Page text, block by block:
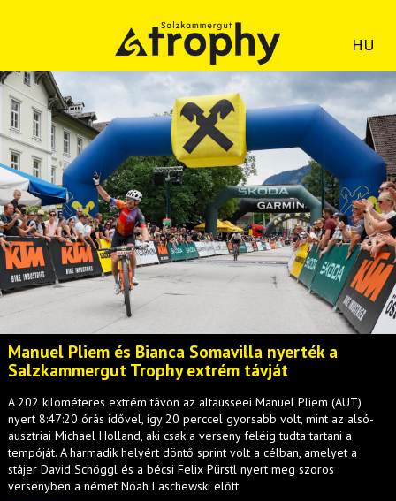
HU
Manuel Pliem és Bianca Somavilla nyerték a
Salzkammergut Trophy extrém távját
A 202 kilométeres extrém távon az altausseei Manuel Pliem (AUT)
nyert 8:47:20 órás idővel, így 20 perccel gyorsabb volt, mint az alsó-
ausztriai Michael Holland, aki csak a verseny feléig tudta tartani a
tempóját. A harmadik helyért döntő sprint volt a célban, amelyet a
stájer David Schöggl és a bécsi Felix Pürstl nyert meg szoros
versenyben a német Noah Laschewski előtt.